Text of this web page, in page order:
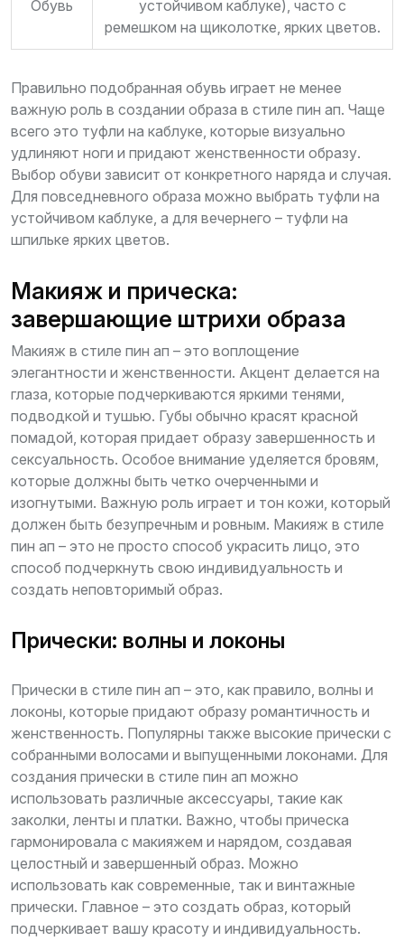
Обувь
устойчивом каблуке), часто с
ремешком на щиколотке, ярких цветов.
Правильно подобранная обувь играет не менее
важную роль в создании образа в стиле пин ап. Чаще
всего это туфли на каблуке, которые визуально
удлиняют ноги и придают женственности образу.
Выбор обуви зависит от конкретного наряда и случая.
Для повседневного образа можно выбрать туфли на
устойчивом каблуке, а для вечернего – туфли на
шпильке ярких цветов.
Макияж и прическа:
завершающие штрихи образа
Макияж в стиле пин ап – это воплощение
элегантности и женственности. Акцент делается на
глаза, которые подчеркиваются яркими тенями,
подводкой и тушью. Губы обычно красят красной
помадой, которая придает образу завершенность и
сексуальность. Особое внимание уделяется бровям,
которые должны быть четко очерченными и
изогнутыми. Важную роль играет и тон кожи, который
должен быть безупречным и ровным. Макияж в стиле
пин ап – это не просто способ украсить лицо, это
способ подчеркнуть свою индивидуальность и
создать неповторимый образ.
Прически: волны и локоны
Прически в стиле пин ап – это, как правило, волны и
локоны, которые придают образу романтичность и
женственность. Популярны также высокие прически с
собранными волосами и выпущенными локонами. Для
создания прически в стиле пин ап можно
использовать различные аксессуары, такие как
заколки, ленты и платки. Важно, чтобы прическа
гармонировала с макияжем и нарядом, создавая
целостный и завершенный образ. Можно
использовать как современные, так и винтажные
прически. Главное – это создать образ, который
подчеркивает вашу красоту и индивидуальность.